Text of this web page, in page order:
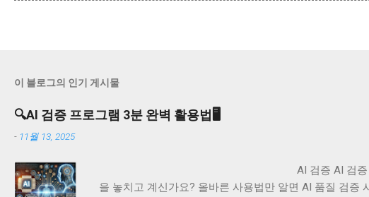
이 블로그의 인기 게시물
🔍AI 검증 프로그램 3분 완벽 활용법🖥️
- 11월 13, 2025
AI 검증 AI 검증 프로그램을 제대
을 놓치고 계신가요? 올바른 사용법만 알면 AI 품질 검증